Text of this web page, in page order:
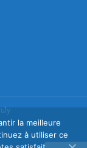
la meilleure
à utiliser ce